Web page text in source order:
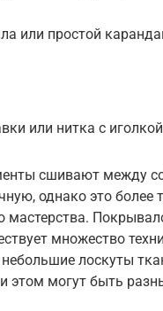
или простой
или нитка с
сшивают между
однако это более
мастерства.
множество
лоскуты
этом могут быть